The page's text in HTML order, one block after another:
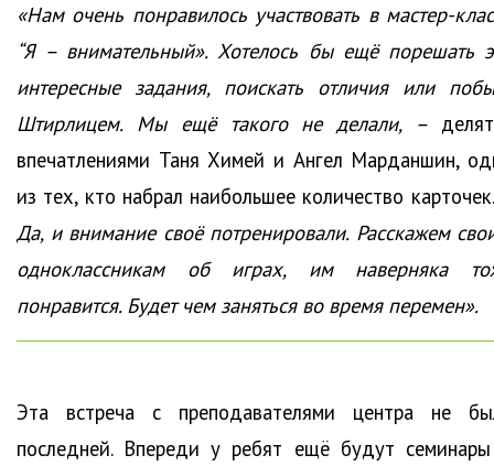
«Нам очень понравилось участвовать в мастер-
“Я – внимательный». Хотелось бы ещё порешать
интересные задания, поискать отличия или
Штирлицем. Мы ещё такого не делали, –
впечатлениями Таня Химей и Ангел Марданшин,
из тех, кто набрал наибольшее количество
Да, и внимание своё потренировали. Расскажем
одноклассникам об играх, им наверняка
понравится. Будет чем заняться во время перемен».
Эта встреча с преподавателями центра не
последней. Впереди у ребят ещё будут